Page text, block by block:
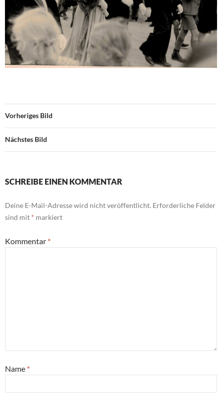
Vorheriges Bild
Nächstes Bild
SCHREIBE EINEN KOMMENTAR
Deine E-Mail-Adresse wird nicht veröffentlicht. Erforderliche Felder
sind mit * markiert
Kommentar *
Name *